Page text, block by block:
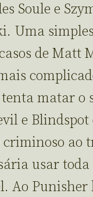
Soule e
Uma
de Matt
matar o
e
criminoso ao
usar
Ao Punisher